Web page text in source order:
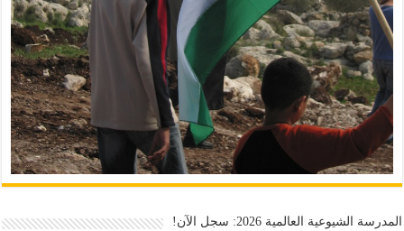
المدرسة الشيوعية العالمية 2026: سجل الآن!